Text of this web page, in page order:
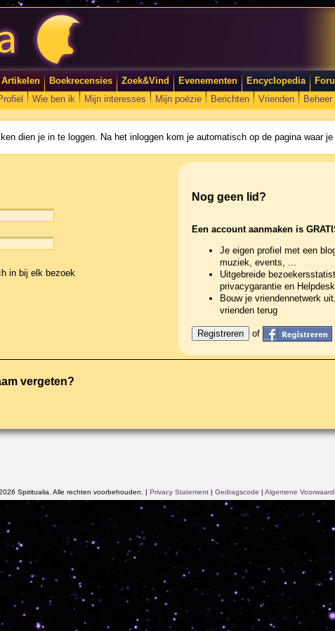
Artikelen Boekrecensies Zoek&Vind Evenementen Encyclopedia
Wie ben ik Mijn interesses Mijn poëzie Berichten Vrienden Beheer
dien je in te loggen. Na het inloggen kom je automatisch op de pagina waar je
in bij elk bezoek
Nog geen lid?
Een account aanmaken is
Je eigen profiel met een
muziek, events, ...
Uitgebreide
privacygarantie en Helpdesk
Bouw je vriendennetwerk
vrienden terug
of
vergeten?
Spiritualia. Alle rechten voorbehouden. | Privacy Statement| Gedragscode | Algemene